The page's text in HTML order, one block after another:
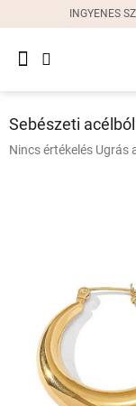
tartalomhoz
INGYENES
Női
fülbevalók
órák
Ajándékdobozok
Sebészeti
A
Nincs értékelés Ugrás